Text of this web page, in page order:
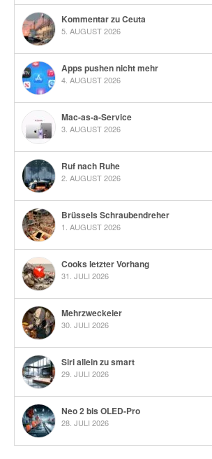
Kommentar zu Ceuta
5. AUGUST 2026
Apps pushen nicht mehr
4. AUGUST 2026
Mac-as-a-Service
3. AUGUST 2026
Ruf nach Ruhe
2. AUGUST 2026
Brüssels Schraubendreher
1. AUGUST 2026
Cooks letzter Vorhang
31. JULI 2026
Mehrzweckeier
30. JULI 2026
Siri allein zu smart
29. JULI 2026
Neo 2 bis OLED-Pro
28. JULI 2026